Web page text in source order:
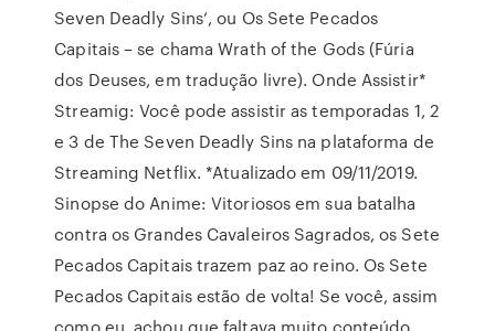
Seven Deadly Sins‘, ou Os Sete Pecados
Capitais – se chama Wrath of the Gods (Fúria
dos Deuses, em tradução livre). Onde Assistir*
Streamig: Você pode assistir as temporadas 1, 2
e 3 de The Seven Deadly Sins na plataforma de
Streaming Netflix. *Atualizado em 09/11/2019.
Sinopse do Anime: Vitoriosos em sua batalha
contra os Grandes Cavaleiros Sagrados, os Sete
Pecados Capitais trazem paz ao reino. Os Sete
Pecados Capitais estão de volta! Se você, assim
como eu, achou que faltava muito conteúdo